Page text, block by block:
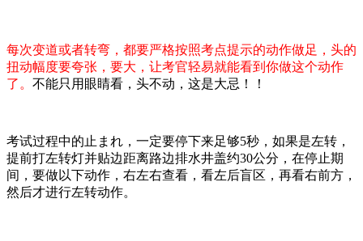
每次变道或者转弯，都要严格按照考点提示的动作做足，头的
扭动幅度要夸张，要大，让考官轻易就能看到你做这个动作
了。 不能只用眼睛看，头不动，这是大忌！！
考试过程中的止まれ，一定要停下来足够5秒，如果是左转，
提前打左转灯并贴边距离路边排水井盖约30公分，在停止期
间，要做以下动作，右左右查看，看左后盲区，再看右前方，
然后才进行左转动作。